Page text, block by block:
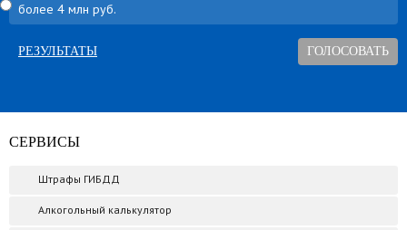
более 4 млн руб.
РЕЗУЛЬТАТЫ
СЕРВИСЫ
Штрафы ГИБДД
Алкогольный калькулятор